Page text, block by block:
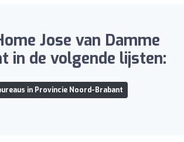
Jose van Damme
in de volgende lijsten:
in Provincie Noord-Brabant